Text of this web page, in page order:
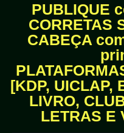
PUBLIQUE
CORRETAS
CABEÇA
[KDP, UICLAP,
LIVRO,
LETRAS E